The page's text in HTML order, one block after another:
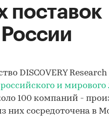
поставок
DISCOVERY
и мирового
100 компаний -
них сосредоточена в